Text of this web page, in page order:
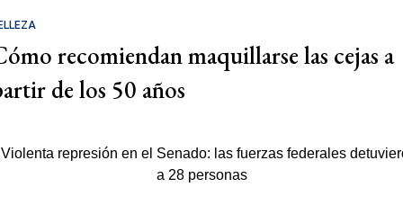
recomiendan maquillarse las cejas a
de los 50 años